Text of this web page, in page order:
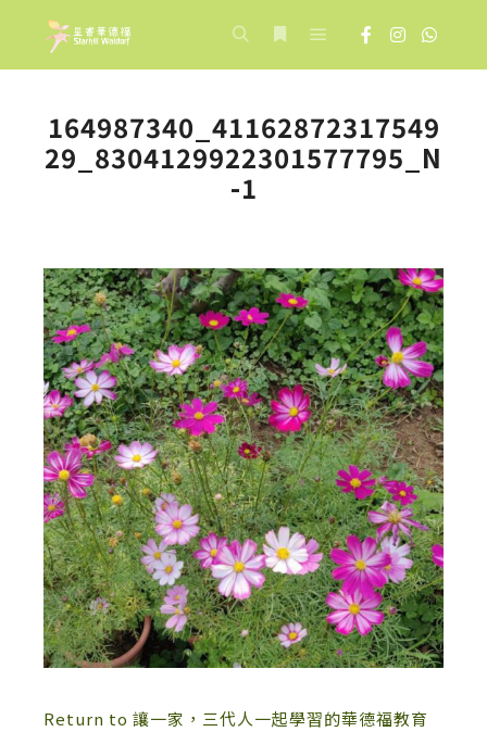
164987340_41162872317549
29_8304129922301577795_N
-1
Return to 讓一家，三代人一起學習的華德福教育